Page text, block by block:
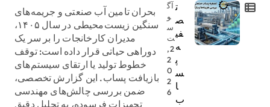
ت
ص
فی
ه
پ
س
ا
ب
آگ
و
س
ت
2,
2
0
2
6
بحران تامین آب صنعتی و جریمه‌های
سنگین زیست‌محیطی در سال ۱۴۰۵،
مدیران کارخانجات را بر سر یک
دوراهی حیاتی قرار داده است: توقف
خطوط تولید یا ارتقای سیستم‌های
بازیافت پساب. این گزارش تخصصی،
ضمن بررسی چالش‌های مهندسی
تجهیزات فرسوده، به تحلیل دقیق